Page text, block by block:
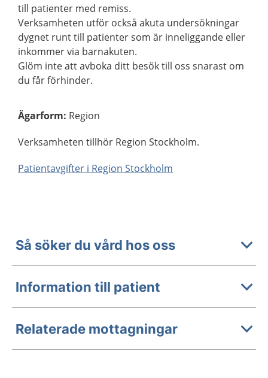
till patienter med remiss.
Verksamheten utför också akuta undersökningar
dygnet runt till patienter som är inneliggande eller
inkommer via barnakuten.
Glöm inte att avboka ditt besök till oss snarast om
du får förhinder.
Ägarform: Region
Verksamheten tillhör Region Stockholm.
Patientavgifter i Region Stockholm
Så söker du vård hos oss
Information till patient
Relaterade mottagningar